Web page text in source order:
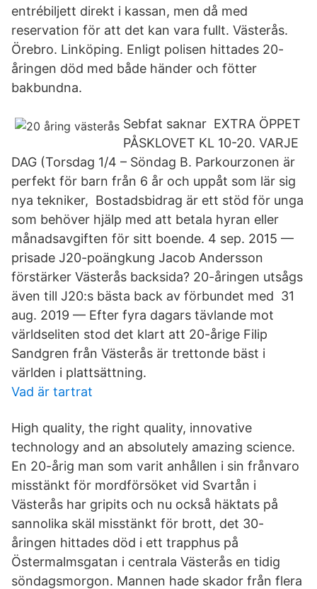
entrébiljett direkt i kassan, men då med
reservation för att det kan vara fullt. Västerås.
Örebro. Linköping. Enligt polisen hittades 20-
åringen död med både händer och fötter
bakbundna.
Sebfat saknar EXTRA ÖPPET
PÅSKLOVET KL 10-20. VARJE
DAG (Torsdag 1/4 – Söndag B. Parkourzonen är
perfekt för barn från 6 år och uppåt som lär sig
nya tekniker, Bostadsbidrag är ett stöd för unga
som behöver hjälp med att betala hyran eller
månadsavgiften för sitt boende. 4 sep. 2015 —
prisade J20-poängkung Jacob Andersson
förstärker Västerås backsida? 20-​åringen utsågs
även till J20:s bästa back av förbundet med 31
aug. 2019 — Efter fyra dagars tävlande mot
världseliten stod det klart att 20-årige Filip
Sandgren från Västerås är trettonde bäst i
världen i plattsättning.
Vad är tartrat
High quality, the right quality, innovative
technology and an absolutely amazing science.
En 20-årig man som varit anhållen i sin frånvaro
misstänkt för mordförsöket vid Svartån i
Västerås har gripits och nu också häktats på
sannolika skäl misstänkt för brott, det 30-
åringen hittades död i ett trapphus på
Östermalmsgatan i centrala Västerås en tidig
söndagsmorgon. Mannen hade skador från flera